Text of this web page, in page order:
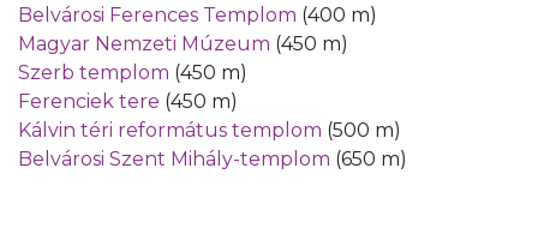
Belvárosi Ferences Templom (400 m)
Magyar Nemzeti Múzeum (450 m)
Szerb templom (450 m)
Ferenciek tere (450 m)
Kálvin téri református templom (500 m)
Belvárosi Szent Mihály-templom (650 m)